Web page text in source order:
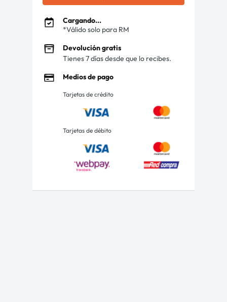
Cargando...
*Válido solo para RM
Devolución gratis
Tienes 7 días desde que lo recibes.
Medios de pago
Tarjetas de crédito
Tarjetas de débito